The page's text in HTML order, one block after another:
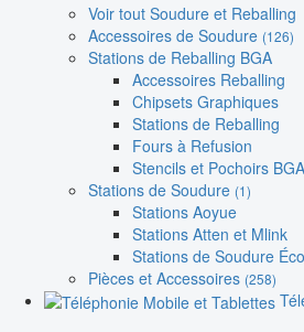
Voir tout Soudure et Reballing
Accessoires de Soudure (126)
Stations de Reballing BGA
Accessoires Reballing
Chipsets Graphiques
Stations de Reballing
Fours à Refusion
Stencils et Pochoirs BGA
Stations de Soudure (1)
Stations Aoyue
Stations Atten et Mlink
Stations de Soudure
Pièces et Accessoires (258)